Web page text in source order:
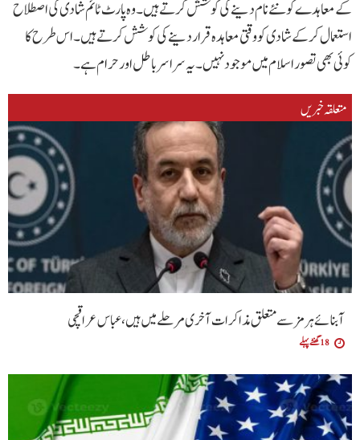
کے معاہدے کو نئے نام دینے کی کوشش کرتے ہیں۔ وہ پارٹ ٹائم شادی کی اصطلاح
استعمال کر کے شادی کو وقتی معاہدہ قرار دینے کی کوشش کرتے ہیں۔ اس طرح کا
کوئی بھی تصور اسلام میں موجود نہیں۔ یہ سرا سر باطل اور حرام ہے۔
متعلقہ خبریں
آبنائے ہرمز سے متعلق مذاکرات آخری مرحلے میں ہیں، عباس عراقچی
18 گھنٹے پہلے